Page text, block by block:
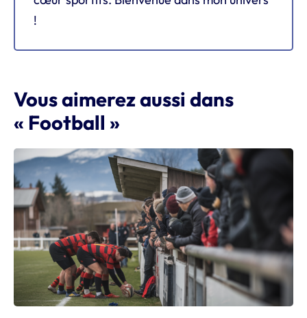
!
Vous aimerez aussi dans
« Football »